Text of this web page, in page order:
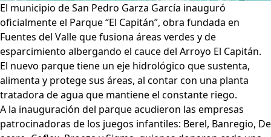
El municipio de San Pedro Garza García inauguró
oficialmente el Parque “El Capitán”, obra fundada en
Fuentes del Valle que fusiona áreas verdes y de
esparcimiento albergando el cauce del Arroyo El Capitán.
El nuevo parque tiene un eje hidrológico que sustenta,
alimenta y protege sus áreas, al contar con una planta
tratadora de agua que mantiene el constante riego.
A la inauguración del parque acudieron las empresas
patrocinadoras de los juegos infantiles: Berel, Banregio, De